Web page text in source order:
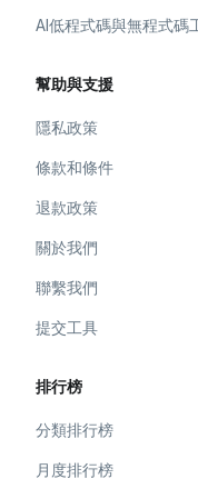
AI低程式碼與無程式碼
幫助與支援
隱私政策
條款和條件
退款政策
關於我們
聯繫我們
提交工具
排行榜
分類排行榜
月度排行榜